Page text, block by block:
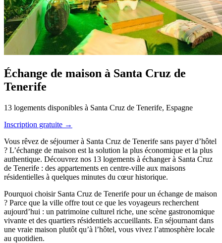
Échange de maison à Santa Cruz de
Tenerife
13 logements disponibles à Santa Cruz de Tenerife, Espagne
Inscription gratuite →
Vous rêvez de séjourner à Santa Cruz de Tenerife sans payer d’hôtel
? L’échange de maison est la solution la plus économique et la plus
authentique. Découvrez nos 13 logements à échanger à Santa Cruz
de Tenerife : des appartements en centre-ville aux maisons
résidentielles à quelques minutes du cœur historique.
Pourquoi choisir Santa Cruz de Tenerife pour un échange de maison
? Parce que la ville offre tout ce que les voyageurs recherchent
aujourd’hui : un patrimoine culturel riche, une scène gastronomique
vivante et des quartiers résidentiels accueillants. En séjournant dans
une vraie maison plutôt qu’à l’hôtel, vous vivez l’atmosphère locale
au quotidien.